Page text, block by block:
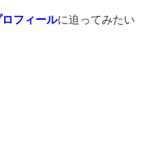
フィールに迫ってみたい